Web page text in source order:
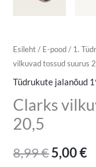
Esileht/ E-pood/ 1.
vilkuvad tossud suurus
Tüdrukute jalanõud
Clarks
20,5
8,99€5,00€